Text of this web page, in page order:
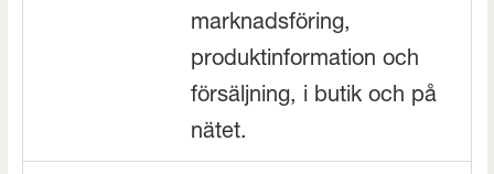
marknadsföring,
produktinformation och
försäljning, i butik och på
nätet.